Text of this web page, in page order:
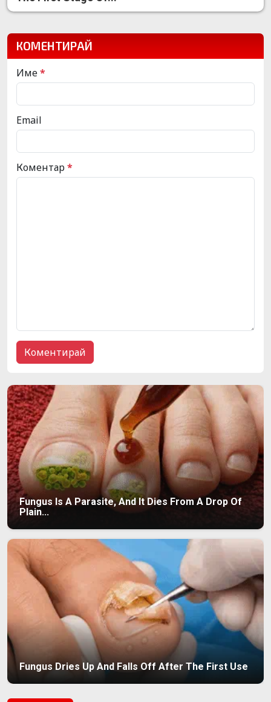
КОМЕНТИРАЙ
Име*
Email
Коментар*
Fungus Is A Parasite, And It Dies From A Drop Of
Plain...
Fungus Dries Up And Falls Off After The First Use